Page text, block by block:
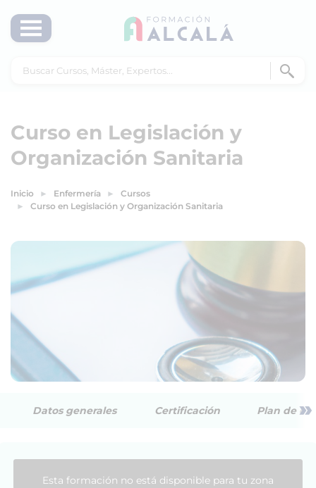
Curso en Legislación y
Organización Sanitaria
Inicio Enfermería
Cursos
Curso en Legislación y Organización Sanitaria
Datos generales Certificación Plan de »
Esta formación no está disponible para tu zona